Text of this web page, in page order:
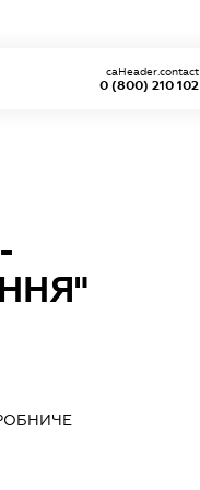
0 (800) 210 102
caHeader.contact